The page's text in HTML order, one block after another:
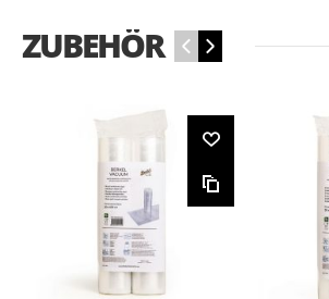
ZUBEHÖR ‹ ›